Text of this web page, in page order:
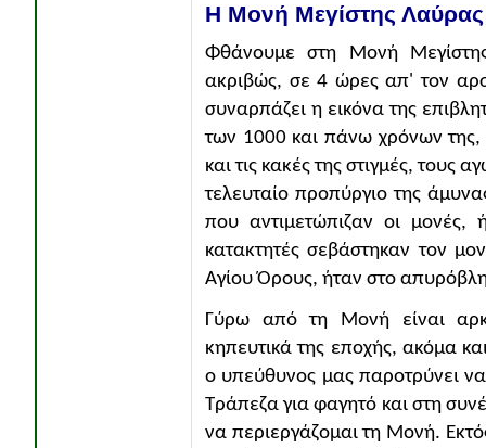
Η Μονή Μεγίστης Λαύρας
Φθάνουμε στη Μονή
ακριβώς, σε 4 ώρες απ' τον
συναρπάζει η εικόνα της
των 1000 και πάνω χρόνων
και τις κακές της στιγμές, τους
τελευταίο προπύργιο της
που αντιμετώπιζαν οι μονές,
κατακτητές σεβάστηκαν τον
Αγίου Όρους, ήταν στο
Γύρω από τη Μονή είναι
κηπευτικά της εποχής, ακόμα
ο υπεύθυνος μας παροτρύνει
Τράπεζα για φαγητό και στη
να περιεργάζομαι τη Μονή.